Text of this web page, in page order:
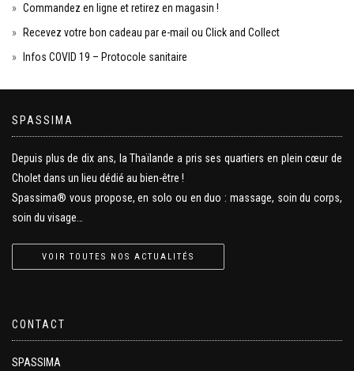
Commandez en ligne et retirez en magasin !
Recevez votre bon cadeau par e-mail ou Click and Collect
Infos COVID 19 – Protocole sanitaire
SPASSIMA
Depuis plus de dix ans, la Thaïlande a pris ses quartiers en plein cœur de
Cholet dans un lieu dédié au bien-être !
Spassima® vous propose, en solo ou en duo : massage, soin du corps,
soin du visage…
VOIR TOUTES NOS ACTUALITÉS
CONTACT
SPASSIMA